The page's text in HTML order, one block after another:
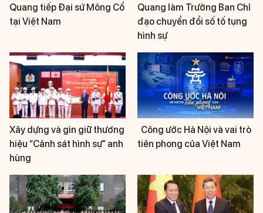
Quang tiếp Đại sứ Mông Cổ
tại Việt Nam
Quang làm Trưởng Ban Chỉ
đạo chuyển đổi số tố tụng
hình sự
Xây dựng và gìn giữ thương
hiệu “Cảnh sát hình sự” anh
hùng
Công ước Hà Nội và vai trò
tiên phong của Việt Nam